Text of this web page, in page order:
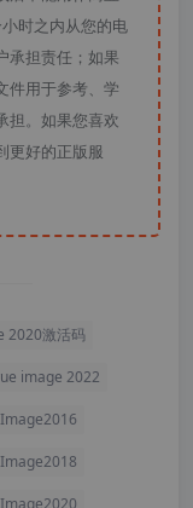
时之内从您的电
承担责任；如果
件用于参考、学
担。如果您喜欢
更好的正版服
2020激活码
image 2022